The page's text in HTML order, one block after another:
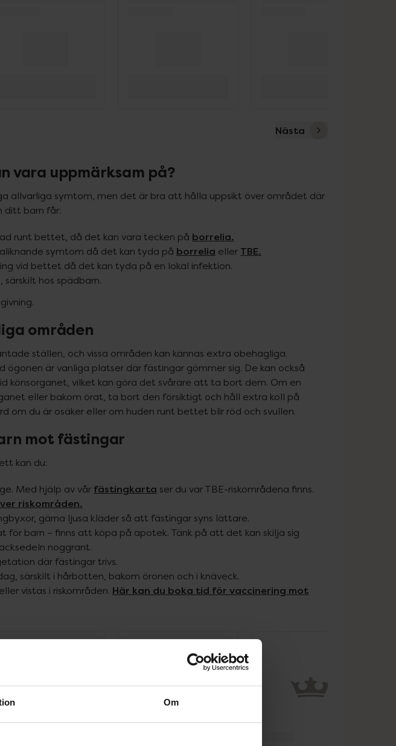
Om
Nästa
vara uppmärksam på?
allvarliga symtom, men det är bra att hålla uppsikt över området där
ditt barn får:
runt bettet, då det kan vara tecken på borrelia.
symtom då det kan tyda på borrelia eller TBE.
vid bettet då det kan tyda på en lokal infektion.
hos spädbarn.
områden
ställen, och vissa områden kan kännas extra obehagliga.
ögonen är vanliga platser där fästingar gömmer sig. De kan också
könsorganet, vilket kan göra det svårare att ta bort dem. Om en
eller bakom örat, ta bort den försiktigt och håll extra koll på
om du är osäker eller om huden runt bettet blir röd och svullen.
mot fästingar
kan du:
Med hjälp av vår fästingkarta ser du var TBE-riskområdena finns.
riskområden.
gärna ljusa kläder så att fästingar syns lättare.
för barn – finns att köpa på apotek. Tänk på att det kan skilja sig
noggrant.
där fästingar trivs.
särskilt i hårbotten, bakom öronen och i knäveck.
vistas i riskområden. Här kan du boka tid för vaccinering mot